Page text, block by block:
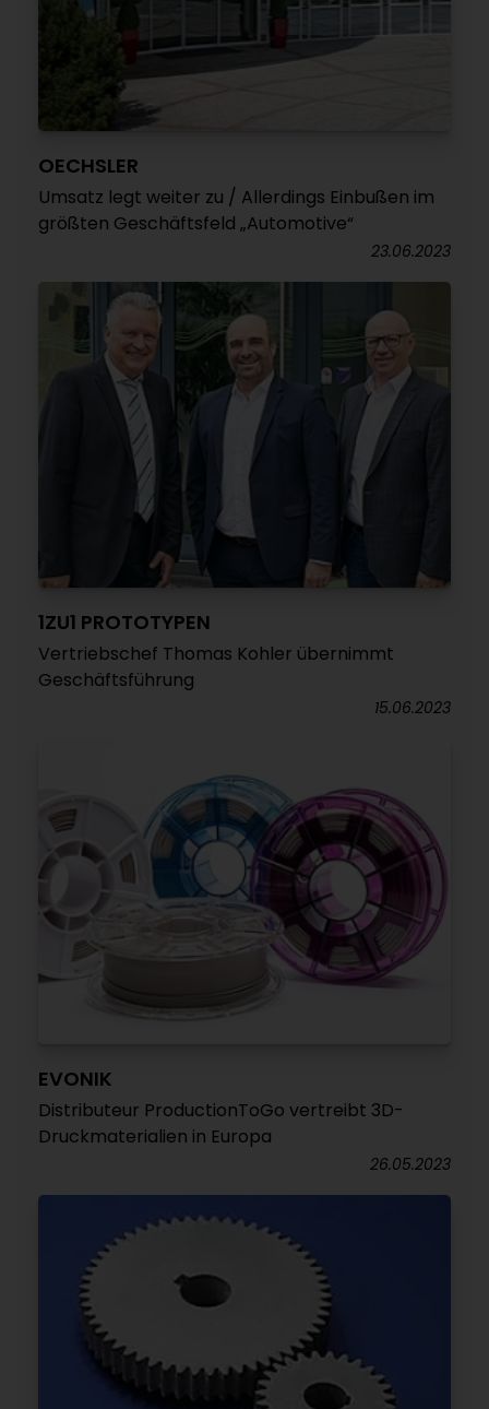
OECHSLER
Umsatz legt weiter zu / Allerdings Einbußen im
größten Geschäftsfeld „Automotive“
23.06.2023
1ZU1 PROTOTYPEN
Vertriebschef Thomas Kohler übernimmt
Geschäftsführung
15.06.2023
EVONIK
Distributeur ProductionToGo vertreibt 3D-
Druckmaterialien in Europa
26.05.2023